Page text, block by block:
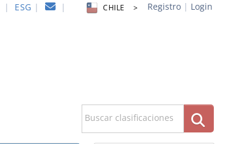
| ESG | | CHILE > Registro| Login
Buscar clasificaciones